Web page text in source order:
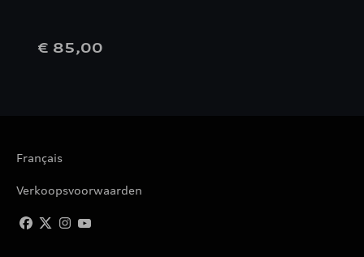
€ 85,00
Français
Verkoopsvoorwaarden